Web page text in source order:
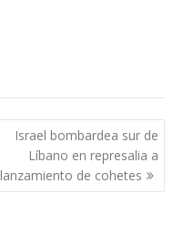
Israel bombardea sur de
Líbano en represalia a
lanzamiento de cohetes